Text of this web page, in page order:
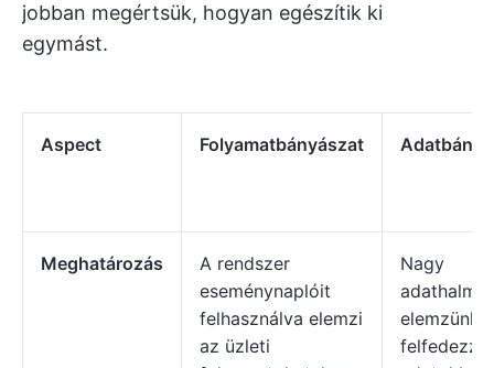
jobban megértsük, hogyan egészítik ki
egymást.
Aspect Folyamatbányászat
Meghatározás
A rendszer
eseménynaplóit
felhasználva elemzi
az üzleti
Nagy
elemzünk,